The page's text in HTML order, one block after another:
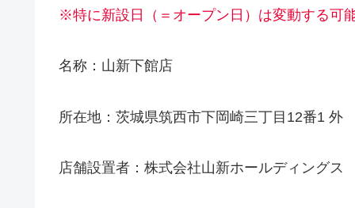
※特に新設日（＝オープン日）は変動する可
名称：山新下館店
所在地：茨城県筑西市下岡崎三丁目12番1 外
店舗設置者：株式会社山新ホールディングス